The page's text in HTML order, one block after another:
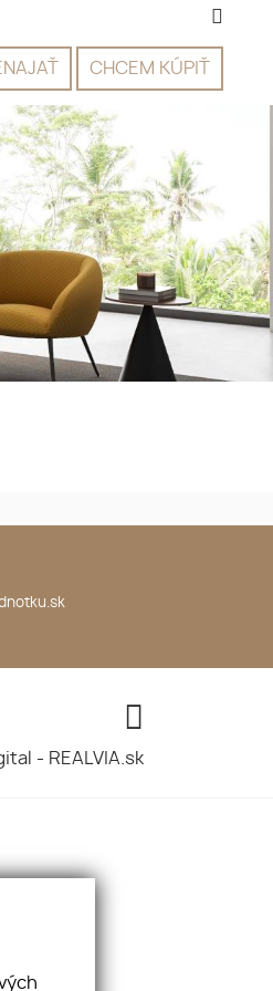
CHCEM KÚPIŤ
- REALVIA.sk